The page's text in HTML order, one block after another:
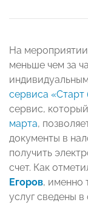
На
меньше чем за
сервиса «Старт
сервис, который
марта,
документы в
получить
счет. Как
Егоров, именно
услуг сведены в